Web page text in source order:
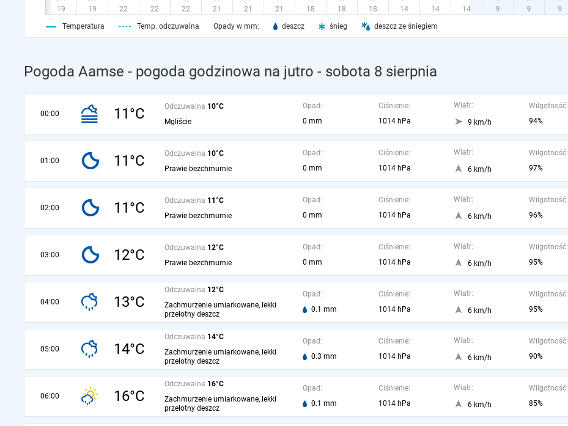
Temperatura Temp. odczuwalna Opady w mm: deszcz śnieg deszcz ze śniegiem
Pogoda Aamse - pogoda godzinowa na jutro - sobota 8 sierpnia
00:00 11°C Odczuwalna 10°C
Mgliście
Opad:
0 mm
Ciśnienie:
1014 hPa
Wiatr:
9 km/h
Wilgotność:
94%
01:00 11°C Odczuwalna 10°C
Prawie bezchmurnie
Opad:
0 mm
Ciśnienie:
1014 hPa
Wiatr:
6 km/h
Wilgotność:
97%
02:00 11°C Odczuwalna 11°C
Prawie bezchmurnie
Opad:
0 mm
Ciśnienie:
1014 hPa
Wiatr:
6 km/h
Wilgotność:
96%
03:00 12°C Odczuwalna 12°C
Prawie bezchmurnie
Opad:
0 mm
Ciśnienie:
1014 hPa
Wiatr:
6 km/h
Wilgotność:
95%
04:00 13°C
Odczuwalna 12°C
Zachmurzenie umiarkowane, lekki
przelotny deszcz
Opad:
0.1 mm
Ciśnienie:
1014 hPa
Wiatr:
6 km/h
Wilgotność:
95%
05:00 14°C
Odczuwalna 14°C
Zachmurzenie umiarkowane, lekki
przelotny deszcz
Opad:
0.3 mm
Ciśnienie:
1014 hPa
Wiatr:
6 km/h
Wilgotność:
90%
06:00 16°C
Odczuwalna 16°C
Zachmurzenie umiarkowane, lekki
przelotny deszcz
Opad:
0.1 mm
Ciśnienie:
1014 hPa
Wiatr:
6 km/h
Wilgotność:
85%